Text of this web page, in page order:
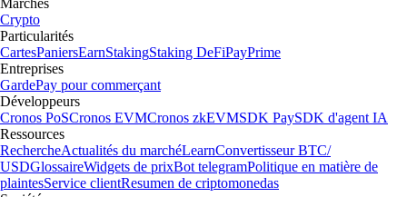
Crypto
Particularités
CartesPaniersEarnStakingStaking DeFiPayPrime
Entreprises
GardePay pour commerçant
Développeurs
Cronos PoSCronos EVMCronos zkEVMSDK PaySDK d'agent IA
Ressources
RechercheActualités du marchéLearnConvertisseur BTC/
USDGlossaireWidgets de prixBot telegramPolitique en matière de
plaintesService clientResumen de criptomonedas